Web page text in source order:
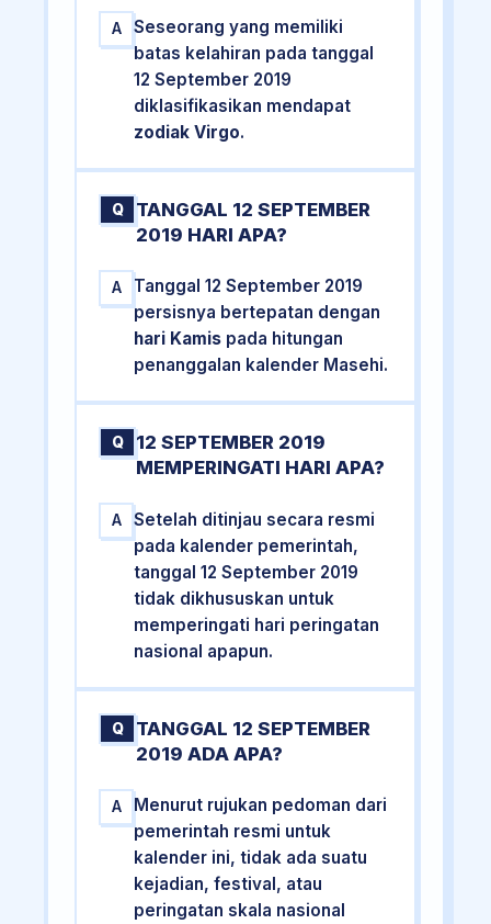
A
Seseorang yang memiliki
batas kelahiran pada tanggal
12 September 2019
diklasifikasikan mendapat
zodiak Virgo.
Q
TANGGAL 12 SEPTEMBER
2019 HARI APA?
A
Tanggal 12 September 2019
persisnya bertepatan dengan
hari Kamis pada hitungan
penanggalan kalender Masehi.
Q
12 SEPTEMBER 2019
MEMPERINGATI HARI APA?
A
Setelah ditinjau secara resmi
pada kalender pemerintah,
tanggal 12 September 2019
tidak dikhususkan untuk
memperingati hari peringatan
nasional apapun.
Q
TANGGAL 12 SEPTEMBER
2019 ADA APA?
A
Menurut rujukan pedoman dari
pemerintah resmi untuk
kalender ini, tidak ada suatu
kejadian, festival, atau
peringatan skala nasional